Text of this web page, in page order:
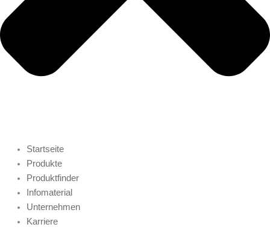
Startseite
Produkte
Produktfinder
Infomaterial
Unternehmen
Karriere